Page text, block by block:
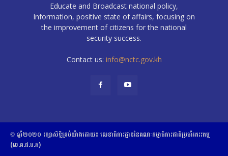
Educate and Broadcast national policy,
Information, positive state of affairs, focusing on
the improvement of citizens for the national
security success.
Contact us: info@nctc.gov.kh
© ឆ្នាំ២០២០​ ​រក្សាសិទ្ធិ​គ្រប់យ៉ាង​ដោយ​៖​ ​លេខាធិការដ្ឋាននៃគណៈកម្មាធិការជាតិប្រចាំភេរវកម្ម
(ល.គ.ជ.ប.ភ)